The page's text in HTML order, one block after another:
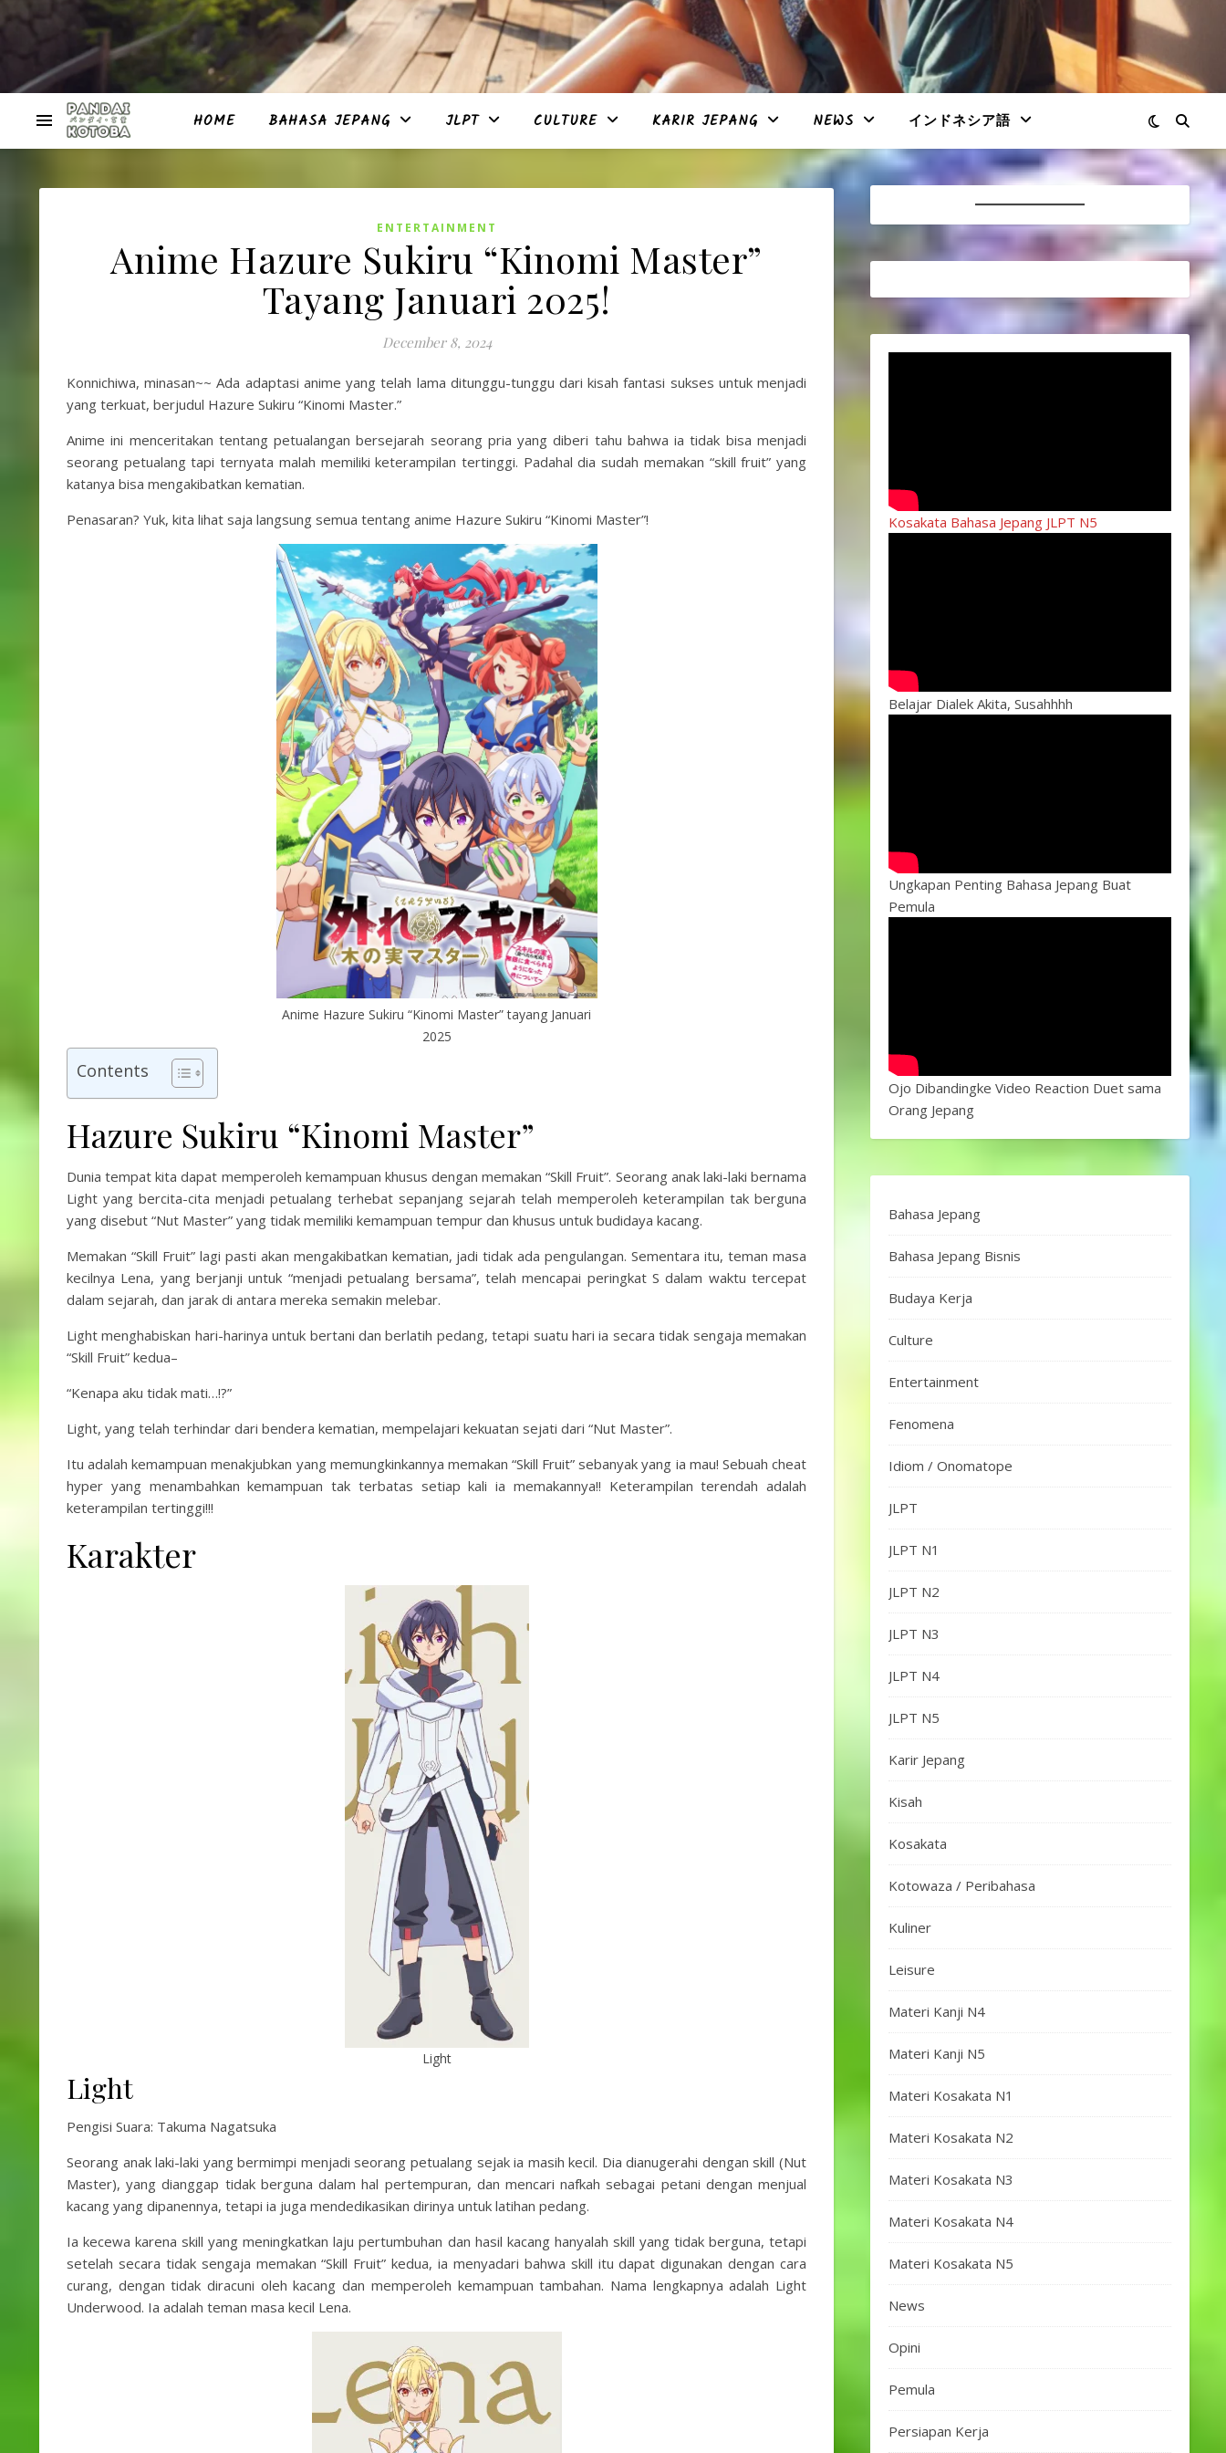
HOME BAHASA JEPANG JLPT CULTURE KARIR JEPANG NEWS インドネシア語
ENTERTAINMENT
Anime Hazure Sukiru “Kinomi Master”
Tayang Januari 2025!
December 8, 2024
Konnichiwa, minasan~~ Ada adaptasi anime yang telah lama ditunggu-tunggu dari kisah fantasi sukses untuk menjadi
yang terkuat, berjudul Hazure Sukiru “Kinomi Master.”
Anime ini menceritakan tentang petualangan bersejarah seorang pria yang diberi tahu bahwa ia tidak bisa menjadi
seorang petualang tapi ternyata malah memiliki keterampilan tertinggi. Padahal dia sudah memakan “skill fruit” yang
katanya bisa mengakibatkan kematian.
Penasaran? Yuk, kita lihat saja langsung semua tentang anime Hazure Sukiru “Kinomi Master”!
Anime Hazure Sukiru “Kinomi Master” tayang Januari
2025
Contents
Hazure Sukiru “Kinomi Master”
Dunia tempat kita dapat memperoleh kemampuan khusus dengan memakan “Skill Fruit”. Seorang anak laki-laki bernama
Light yang bercita-cita menjadi petualang terhebat sepanjang sejarah telah memperoleh keterampilan tak berguna
yang disebut “Nut Master” yang tidak memiliki kemampuan tempur dan khusus untuk budidaya kacang.
Memakan “Skill Fruit” lagi pasti akan mengakibatkan kematian, jadi tidak ada pengulangan. Sementara itu, teman masa
kecilnya Lena, yang berjanji untuk “menjadi petualang bersama”, telah mencapai peringkat S dalam waktu tercepat
dalam sejarah, dan jarak di antara mereka semakin melebar.
Light menghabiskan hari-harinya untuk bertani dan berlatih pedang, tetapi suatu hari ia secara tidak sengaja memakan
“Skill Fruit” kedua–
“Kenapa aku tidak mati…!?”
Light, yang telah terhindar dari bendera kematian, mempelajari kekuatan sejati dari “Nut Master”.
Itu adalah kemampuan menakjubkan yang memungkinkannya memakan “Skill Fruit” sebanyak yang ia mau! Sebuah cheat
hyper yang menambahkan kemampuan tak terbatas setiap kali ia memakannya!! Keterampilan terendah adalah
keterampilan tertinggi!!!
Karakter
Light
Light
Pengisi Suara: Takuma Nagatsuka
Seorang anak laki-laki yang bermimpi menjadi seorang petualang sejak ia masih kecil. Dia dianugerahi dengan skill (Nut
Master), yang dianggap tidak berguna dalam hal pertempuran, dan mencari nafkah sebagai petani dengan menjual
kacang yang dipanennya, tetapi ia juga mendedikasikan dirinya untuk latihan pedang.
Ia kecewa karena skill yang meningkatkan laju pertumbuhan dan hasil kacang hanyalah skill yang tidak berguna, tetapi
setelah secara tidak sengaja memakan “Skill Fruit” kedua, ia menyadari bahwa skill itu dapat digunakan dengan cara
curang, dengan tidak diracuni oleh kacang dan memperoleh kemampuan tambahan. Nama lengkapnya adalah Light
Underwood. Ia adalah teman masa kecil Lena.
Kosakata Bahasa Jepang JLPT N5
Belajar Dialek Akita, Susahhhh
Ungkapan Penting Bahasa Jepang Buat
Pemula
Ojo Dibandingke Video Reaction Duet sama
Orang Jepang
Bahasa Jepang
Bahasa Jepang Bisnis
Budaya Kerja
Culture
Entertainment
Fenomena
Idiom / Onomatope
JLPT
JLPT N1
JLPT N2
JLPT N3
JLPT N4
JLPT N5
Karir Jepang
Kisah
Kosakata
Kotowaza / Peribahasa
Kuliner
Leisure
Materi Kanji N4
Materi Kanji N5
Materi Kosakata N1
Materi Kosakata N2
Materi Kosakata N3
Materi Kosakata N4
Materi Kosakata N5
News
Opini
Pemula
Persiapan Kerja